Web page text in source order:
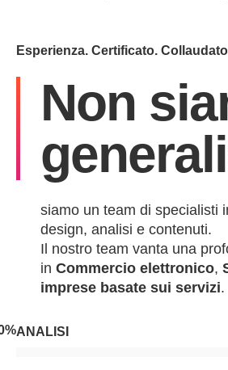
Esperienza. Certificato. Collaudato
Non
siamo un team di specialisti
design, analisi e contenuti.
Il nostro team vanta una
in Commercio elettronico,
imprese basate sui servizi.
ANALISI
%